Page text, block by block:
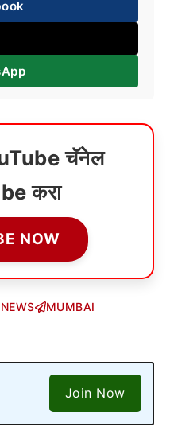
चॅनेल
करा
NOW
MUMBAI
Join Now